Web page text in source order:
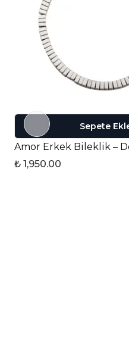
Sepete
Amor Erkek Bileklik –
₺ 1,950.00